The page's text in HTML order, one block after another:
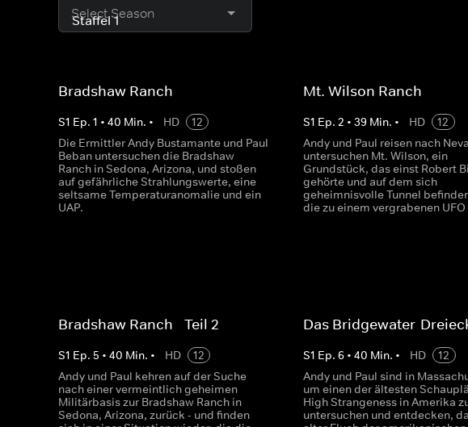
Select Season
Bradshaw Ranch
S1 Ep. 1 • 40 Min. • HD
12
Die Ermittler Andy Bustamante und Paul
Beban untersuchen die Bradshaw
Ranch in Sedona, Arizona, und stoßen
auf gefährliche Strahlungswerte, eine
seltsame Temperaturanomalie und ein
UAP.
Mt. Wilson Ranch
S1 Ep.2 •39 Min. • HD
12
Andy und Paul reisen nach
untersuchen Mt. Wilson, ein
Grundstück, das einst Robert
gehörte und auf dem sich
geheimnisvolle Tunnel
die zu einem vergrabenen
Bradshaw Ranch - Teil 2
S1 Ep. 5 • 40 Min. • HD
12
Andy und Paul kehren auf der Suche
nach einer vermeintlich geheimen
Militärbasis zur Bradshaw Ranch in
Sedona, Arizona, zurück - und finden
Das Bridgewater-
S1 Ep.6 •40 Min. • HD
12
Andy und Paul sind in
um einen der ältesten
High Strangeness in Amerika
untersuchen und entdecken,